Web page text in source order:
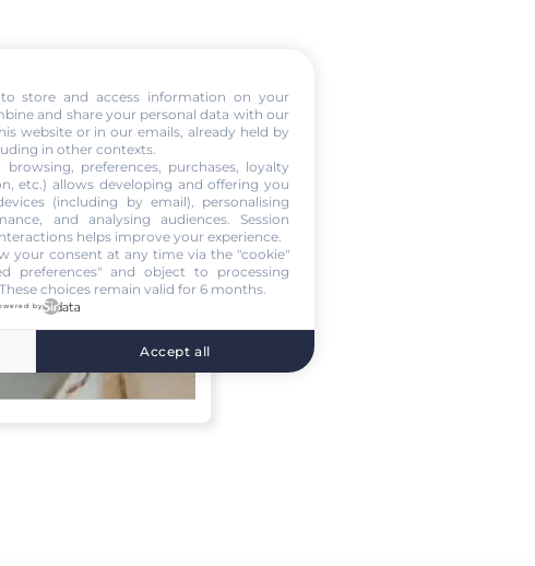
filtres –
2026 : tous
store and access information on your
and share your personal data with our
website or in our emails, already held by
in other contexts.
preferences, purchases, loyalty
etc.) allows developing and offering you
(including by email), personalising
and analysing audiences. Session
helps improve your experience.
your consent at any time via the "cookie"
preferences" and object to processing
choices remain valid for 6 months.
by
Accept all